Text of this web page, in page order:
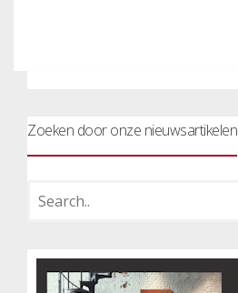
Zoeken door onze nieuwsartikelen